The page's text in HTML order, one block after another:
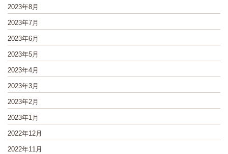
2023年8月
2023年7月
2023年6月
2023年5月
2023年4月
2023年3月
2023年2月
2023年1月
2022年12月
2022年11月